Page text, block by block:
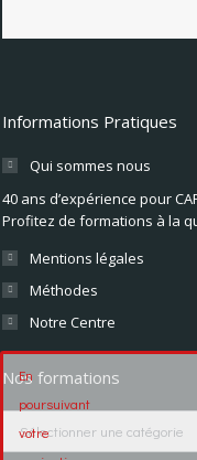
Informations Pratiques
Qui sommes nous
40 ans d’expérience pour
Profitez de formations à la
Mentions légales
Méthodes
Notre Centre
Nos formations
formations
En
poursuivant
votre